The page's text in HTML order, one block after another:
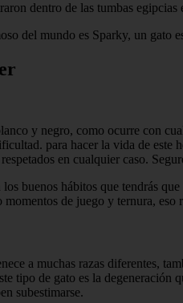
dentro de las tumbas
del mundo es Sparky, un gato
y negro, como ocurre con
para hacer la vida de
en cualquier caso.
buenos hábitos que tendrás
de juego y ternura, eso
a muchas razas diferentes,
tipo de gato es la degeneración
subestimarse.